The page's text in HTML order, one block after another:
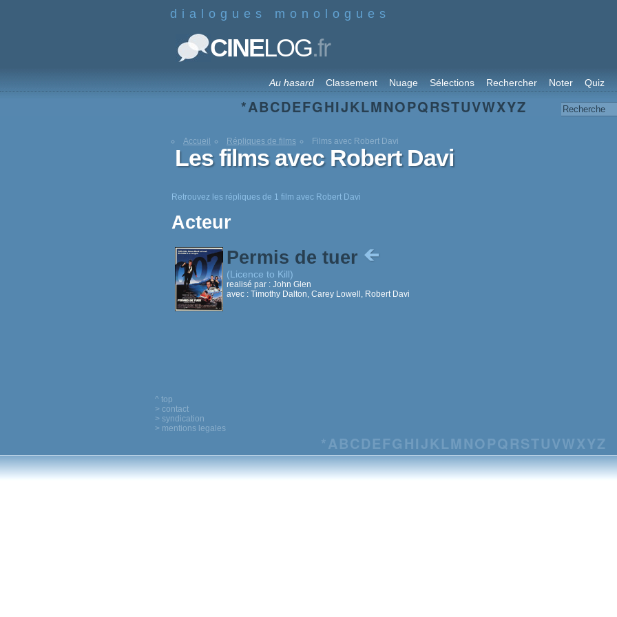
dialogues monologues
CINELOG.fr
Au hasard Classement Nuage Sélections Rechercher Noter Quiz
*ABCDEFGHIJKLMNOPQRSTUVWXYZ
Accueil Répliques de films Films avec Robert Davi
Les films avec Robert Davi
Retrouvez les répliques de 1 film avec Robert Davi
Acteur
Permis de tuer
(Licence to Kill)
realisé par : John Glen
avec : Timothy Dalton, Carey Lowell, Robert Davi
^ top
> contact
> syndication
> mentions legales
*ABCDEFG HIJ KLM NO PQRSTUVWXYZ